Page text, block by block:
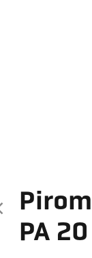
PA 20